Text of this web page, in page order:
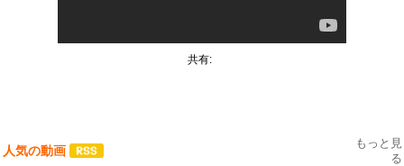
共有:
人気の動画
もっと見
る